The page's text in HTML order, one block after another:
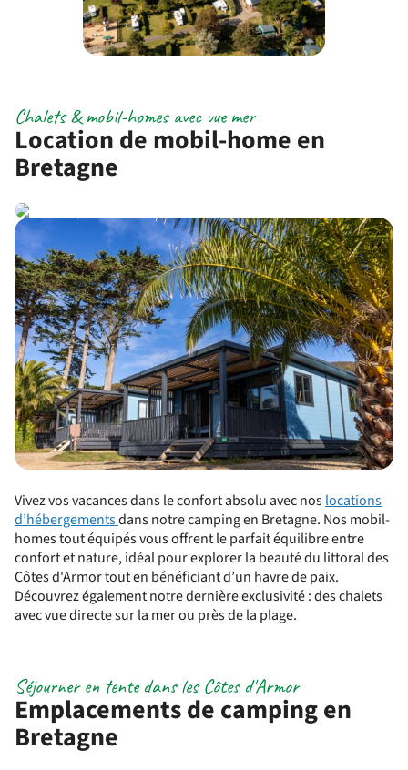
Location de mobil-home en
Bretagne
Chalets & mobil-homes avec vue mer
Vivez vos vacances dans le confort absolu avec noslocations
d’hébergementsdans notre camping en Bretagne. Nos mobil-
homes tout équipés vous offrent le parfait équilibre entre
confort et nature, idéal pour explorer la beauté du littoral des
Côtes d'Armor tout en bénéficiant d’un havre de paix.
Découvrez également notre dernière exclusivité : des chalets
avec vue directe sur la mer ou près de la plage.
Emplacements de camping en
Bretagne
Séjourner en tente dans les Côtes d'Armor